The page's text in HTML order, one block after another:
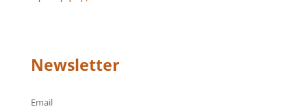
Newsletter
Email